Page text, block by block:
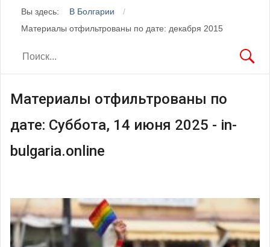
Вы здесь:
В Болгарии
Материалы отфильтрованы по дате: декабря 2015
Материалы отфильтрованы по
дате: Суббота, 14 июня 2025 - in-
bulgaria.online